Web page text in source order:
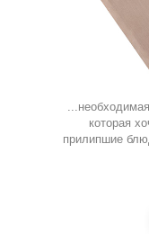
которая
прилипшие